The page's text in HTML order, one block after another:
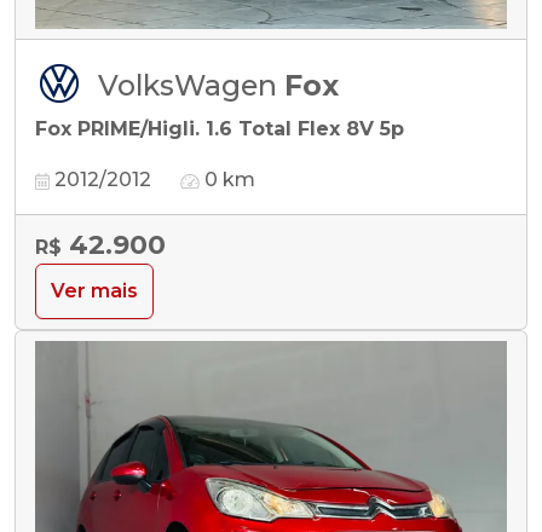
VolksWagen Fox
Fox PRIME/Higli. 1.6 Total Flex 8V 5p
2012/2012 0 km
R$ 42.900
Ver mais